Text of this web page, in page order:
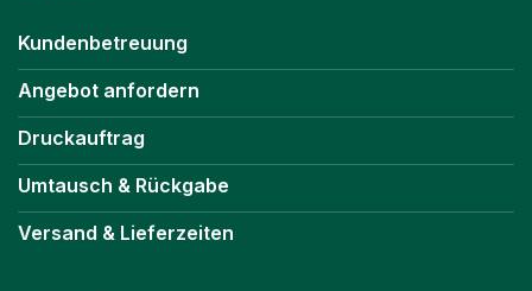
Kundenbetreuung
Angebot anfordern
Druckauftrag
Umtausch & Rückgabe
Versand & Lieferzeiten